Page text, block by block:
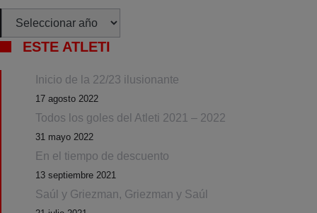
Archivos
ESTE ATLETI
Inicio de la 22/23 ilusionante
17 agosto 2022
Todos los goles del Atleti 2021 – 2022
31 mayo 2022
En el tiempo de descuento
13 septiembre 2021
Saúl y Griezman, Griezman y Saúl